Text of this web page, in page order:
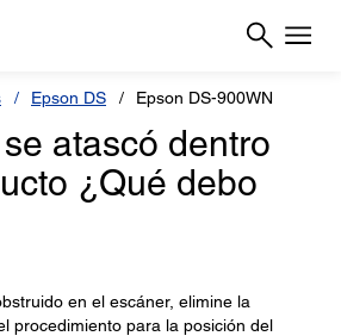
Epson DS Epson DS-900WN
atascó dentro
¿Qué debo
en el escáner, elimine la
procedimiento para la posición del